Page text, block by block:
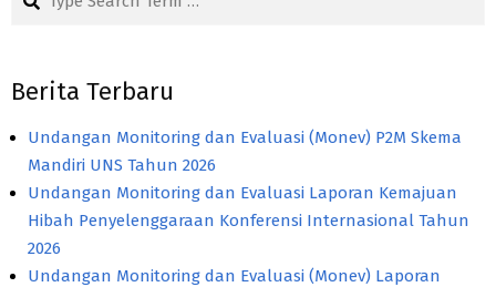
Berita Terbaru
Undangan Monitoring dan Evaluasi (Monev) P2M Skema
Mandiri UNS Tahun 2026
Undangan Monitoring dan Evaluasi Laporan Kemajuan
Hibah Penyelenggaraan Konferensi Internasional Tahun
2026
Undangan Monitoring dan Evaluasi (Monev) Laporan